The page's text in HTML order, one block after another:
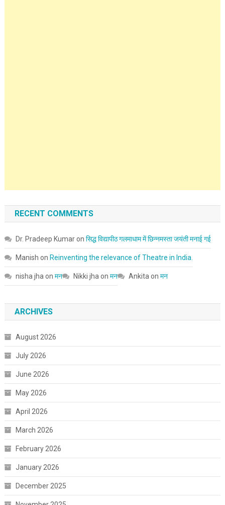
RECENT COMMENTS
Dr. Pradeep Kumaron सिद्ध विद्यापीठ गलमाधाम में छिन्नमस्ता जयंती मनाई गई
Manish on Reinventing the relevance of Theatre in India.
nisha jha on मन Nikki jha on मन Ankita on मन
ARCHIVES
August 2026
July 2026
June 2026
May 2026
April 2026
March 2026
February 2026
January 2026
December 2025